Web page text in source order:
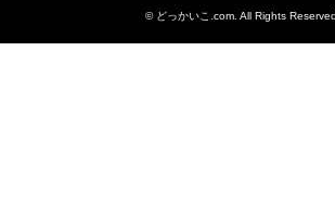
© どっかいこ.com . All Rights Reserved.